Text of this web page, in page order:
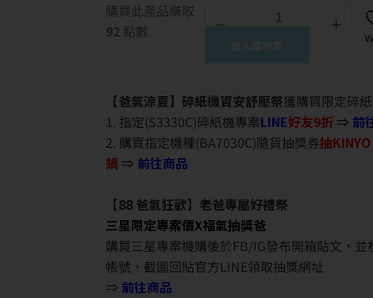
購買此產品賺取
92點數
【爸氣涼夏】碎紙機資安舒壓祭獲購買限定碎
1. 指定(S3330C)碎紙機專案LINE好友9折 ⇒ 前
2. 購買指定機種(BA7030C)隨貨抽獎券抽
鍋 ⇒ 前往商品
【88 爸氣狂歡】老爸專屬好禮祭
三星限定專案價X福氣抽獎爸
購買三星專案機購後於FB/IG發布開箱貼文，並
帳號，截圖回貼官方LINE領取抽獎網址
⇒ 前往商品